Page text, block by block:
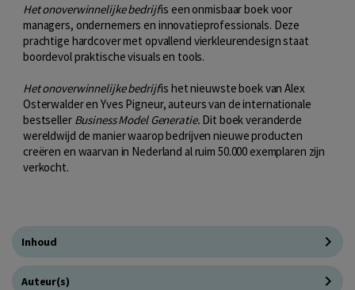
Het onoverwinnelijke bedrijfis een onmisbaar boek voor
managers, ondernemers en innovatieprofessionals. Deze
prachtige hardcover met opvallend vierkleurendesign staat
boordevol praktische visuals en tools.
Het onoverwinnelijke bedrijfis het nieuwste boek van Alex
Osterwalder en Yves Pigneur, auteurs van de internationale
bestseller Business Model Generatie. Dit boek veranderde
wereldwijd de manier waarop bedrijven nieuwe producten
creëren en waarvan in Nederland al ruim 50.000 exemplaren zijn
verkocht.
Inhoud
Auteur(s)